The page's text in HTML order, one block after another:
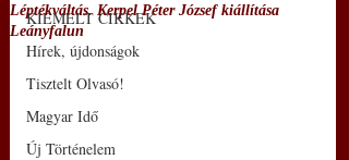
KIEMELT CIKKEK
Hírek, újdonságok
Tisztelt Olvasó!
Magyar Idő
Új Történelem
Léptékváltás. Kerpel Péter József kiállítása
Leányfalun